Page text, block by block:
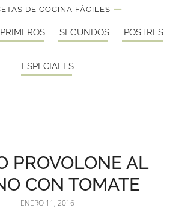
DE COCINA FÁCILES —
PRIMEROS SEGUNDOS POSTRES
ESPECIALES
PROVOLONE AL
CON TOMATE
ENERO 11, 2016